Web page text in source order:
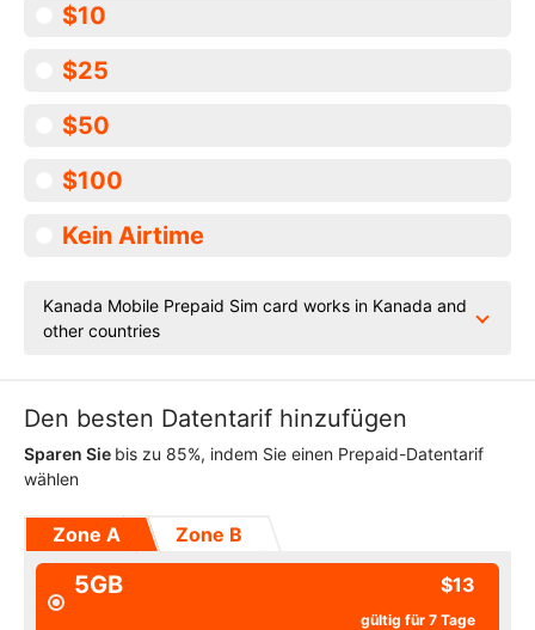
$10
$25
$50
$100
Kein Airtime
Kanada Mobile Prepaid Sim card works in Kanada and
other countries
Den besten Datentarif hinzufügen
Sparen Sie bis zu 85%, indem Sie einen Prepaid-Datentarif
wählen
Zone A Zone B
$13
5GB
gültig für 7 Tage